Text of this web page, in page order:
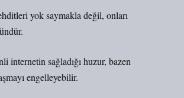
yok saymakla değil, onları
internetin sağladığı huzur, bazen
engelleyebilir.